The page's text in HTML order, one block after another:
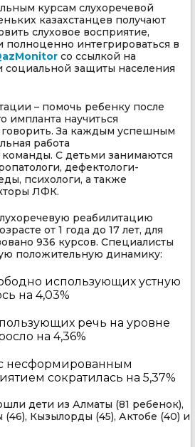
курсам слухоречевой
казахстанцев получают
слуховое восприятие,
полноценно интегрироваться в
со ссылкой на
социальной защиты населения
– помочь ребенку после
импланта научиться
говорить. За каждым успешным
работа
С детьми занимаются
дефектологи-
психологи, а также
ЛФК.
реабилитацию
от 1 года до 17 лет, для
936 курсов. Специалисты
положительную динамику:
использующих устную
на 4,03%
речь на уровне
на 4,36%
несформированным
сократилась на 5,37%
дети из Алматы (81 ребенок),
Кызылорды (45), Актобе (40) и